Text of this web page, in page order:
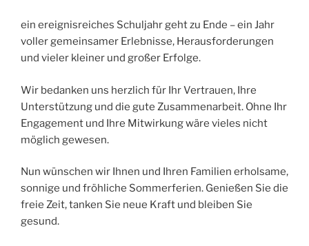
ein ereignisreiches Schuljahr geht zu Ende – ein Jahr
voller gemeinsamer Erlebnisse, Herausforderungen
und vieler kleiner und großer Erfolge.
Wir bedanken uns herzlich für Ihr Vertrauen, Ihre
Unterstützung und die gute Zusammenarbeit. Ohne Ihr
Engagement und Ihre Mitwirkung wäre vieles nicht
möglich gewesen.
Nun wünschen wir Ihnen und Ihren Familien erholsame,
sonnige und fröhliche Sommerferien. Genießen Sie die
freie Zeit, tanken Sie neue Kraft und bleiben Sie
gesund.